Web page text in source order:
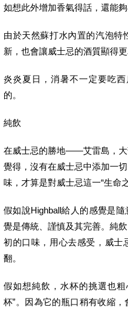
如想此外增加香氣得話，還能夠
由於天然蘇打水內置的汽泡特
新，也會讓威士忌的酒質顯得更
炎炎夏日，消暑不一定要吃
的。
純飲
在威士忌的勝地——艾雷島，大
覺得，沒有在威士忌中添加一
味，才算是對威士忌這一“生命
假如說Highball給人的感覺是
覺是傳統、謹慎及其完善。純
初的口味，用心去感受，威士
翻。
假如想純飲，水杯的挑選也
杯”。因為它的瓶口稍有收縮